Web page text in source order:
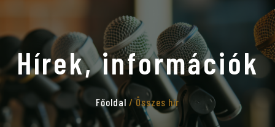
Hírek, információk
Főoldal / Összes hír